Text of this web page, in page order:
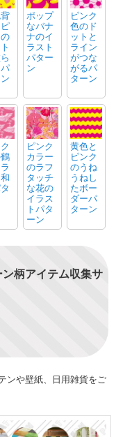
ポップ
なバナ
ナのイ
ラスト
パター
ン
ピンク
色のド
ットと
ライン
がつな
がるパ
ターン
ピンク
カラー
のラフ
タッチ
な花の
イラス
トパタ
ーン
黄色と
ピンク
のうね
うねし
たボー
ダーパ
ターン
柄アイテム収集サ
ンや壁紙、日用雑貨をご